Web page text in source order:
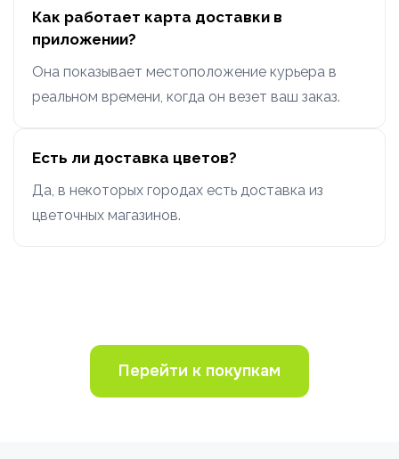
Как работает карта доставки в
приложении?
Она показывает местоположение курьера в
реальном времени, когда он везет ваш заказ.
Есть ли доставка цветов?
Да, в некоторых городах есть доставка из
цветочных магазинов.
Перейти к покупкам